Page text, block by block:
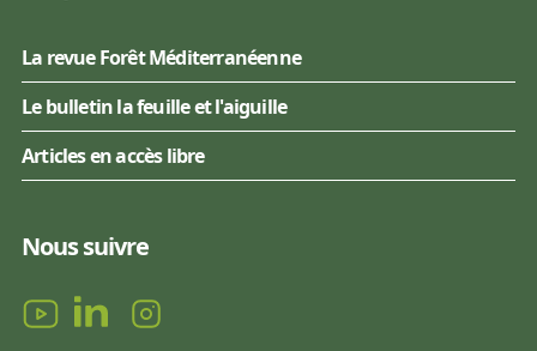
La revue Forêt Méditerranéenne
Le bulletin la feuille et l'aiguille
Articles en accès libre
Nous suivre